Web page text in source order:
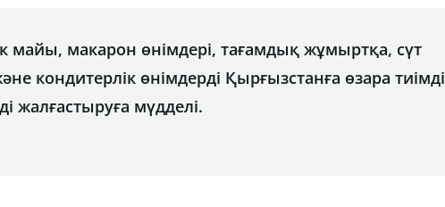
майы, макарон өнімдері, тағамдық жұмыртқа, сүт
кондитерлік өнімдерді Қырғызстанға өзара тиімді
жалғастыруға мүдделі.